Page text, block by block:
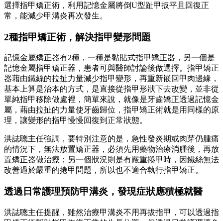
選擇指甲矯正術，利用記憶金屬將倒U型趾甲扳平且回復正
常，能減少甲溝炎再次發生。
2種指甲矯正術，解決指甲變形問題
記憶金屬矯正器有2種，一種是黏貼式指甲矯正器，另一個是
記憶金屬指甲矯正器，患者可與醫師討論後做選擇。指甲矯正
器藉由鐵絲的拉扯力量減少指甲變形，再重新嵌回甲肉邊緣，
基本上算是治本的方式，是直接從指甲形狀下去改變，並非從
單純指甲移除做處裡，簡單來說，就像是牙齒矯正透過記憶金
屬，藉由拉扯的力量使牙齒歸位，指甲矯正術就是用同樣的原
理，讓變形的指甲慢慢回復到正常狀態。
洪誌聰主任強調，要特別注意的是，急性發炎期或肉芽仍腫痛
的情況下，無法放置矯正器，必須先用藥物治療消腫後，再放
置矯正器做治療；另一個狀況則是有嚴重捲甲時，因鐵絲無法
改善過於嚴重的捲甲問題，所以也不適合執行指甲矯正。
透過日常護理預防甲溝炎，發現症狀應積極就醫
洪誌聰主任提醒，雖然治療甲溝炎不用再拔指甲，可以透過指